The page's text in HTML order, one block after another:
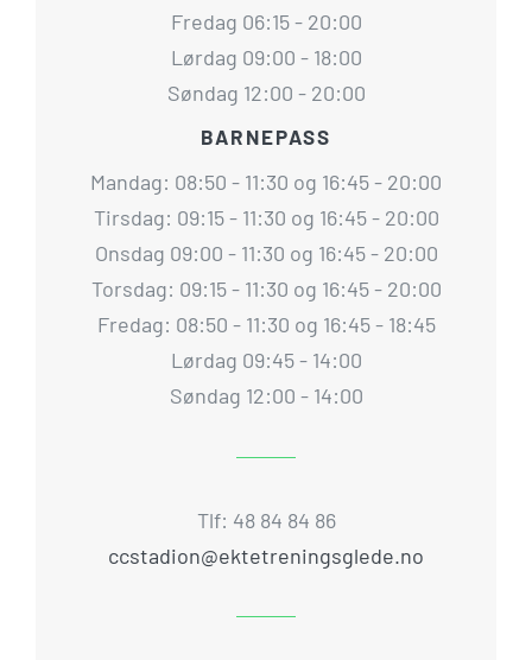
Fredag 06:15 - 20:00
Lørdag 09:00 - 18:00
Søndag 12:00 - 20:00
BARNEPASS
Mandag: 08:50 - 11:30 og 16:45 - 20:00
Tirsdag: 09:15 - 11:30 og 16:45 - 20:00
Onsdag 09:00 - 11:30 og 16:45 - 20:00
Torsdag: 09:15 - 11:30 og 16:45 - 20:00
Fredag: 08:50 - 11:30 og 16:45 - 18:45
Lørdag 09:45 - 14:00
Søndag 12:00 - 14:00
Tlf: 48 84 84 86
ccstadion@ektetreningsglede.no